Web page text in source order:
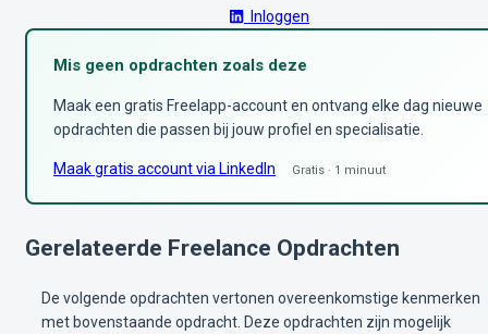
Inloggen
Mis geen opdrachten zoals deze
Maak een gratis Freelapp-account en ontvang elke dag nieuwe
opdrachten die passen bij jouw profiel en specialisatie.
Maak gratis account via LinkedIn Gratis · 1 minuut
Gerelateerde Freelance Opdrachten
De volgende opdrachten vertonen overeenkomstige kenmerken
met bovenstaande opdracht. Deze opdrachten zijn mogelijk